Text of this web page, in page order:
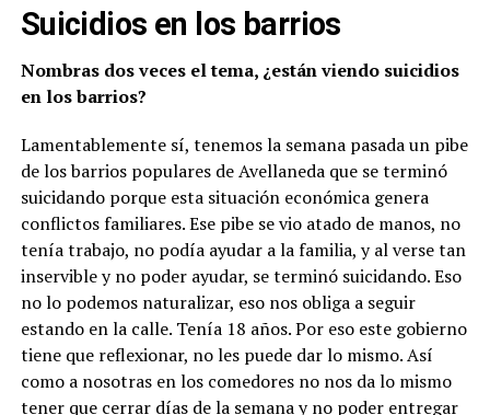
Suicidios en los barrios
Nombras dos veces el tema, ¿están viendo suicidios
en los barrios?
Lamentablemente sí, tenemos la semana pasada un pibe
de los barrios populares de Avellaneda que se terminó
suicidando porque esta situación económica genera
conflictos familiares. Ese pibe se vio atado de manos, no
tenía trabajo, no podía ayudar a la familia, y al verse tan
inservible y no poder ayudar, se terminó suicidando. Eso
no lo podemos naturalizar, eso nos obliga a seguir
estando en la calle. Tenía 18 años. Por eso este gobierno
tiene que reflexionar, no les puede dar lo mismo. Así
como a nosotras en los comedores no nos da lo mismo
tener que cerrar días de la semana y no poder entregar